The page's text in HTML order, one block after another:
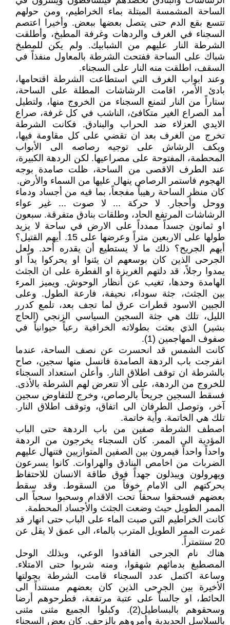
الساحة المشمسة المبتلة بماء الخراطيم، ومن حولهم
تتسع بقع الدم حتى يتصل بعضها ببعض. وأخيرا اعتصم
السجناء في الغرف والردهات وغرفة المطبخ، وأطلقت
الشرطة النار عليهم من الشبابيك. ولم يكن للمطبخ
شباك على الساحة ففتحت الشرطة بالمعاول منفذاً في
السقف، اطلقت منه النار على السجناء.
وعند ابواب الغرف التي استطاعت الشرطة اقتحامها،
بادئ الأمر، اقامت الرشاشات المطلة على الساحة،
ستاراً من النار لتمنع السجناء من الخروج منها، ولتطيل
أمد الصراع الغير متكافئ، الناشب في كل غرفة، صراع
الايدي العزلاء ضد الحراب والبنادق. فكانت الشرطة
تخرج من الغرف بعد ان تقضي على كل مقاومة فيها،
ويكف الرشاش على توجيه رصاصه الى الأبواب
المحطمة، المفتوحة على مصراعيها. لكن الردهة الكبيرة،
عند الطرف الاقصى من الساحة، ظلت صامدة بوجه
الهجوم فاستمر الرصاص ينهال عليها من السماء والأرض.
كان منظر الساحة رهيباً مفجعاً، بما فيه من أجساد ودماء
ووحل وأحجار. لا حركة ... لا صوت ... غير عواء
الرشاشات المرتفع الحاد، وطلقات بنادق متفرقة. سبعون
او ثمانون جسداً ممدداً على الارض في ساحة لا يزيد
طولها على الاربعين متراً وعرضها على 15. أيهم القتيل؟
أيهم الجريح؟ ذلك ما لا يستطيع أن يقدره أحد. ولعل
الجرحى الذين كان بوسعهم ان يئنوا او يحركوا يداً او
يمدوا رجلاً، قد دلتهم الغريزة او الفطرة على ان الجثث
الهامدة وحدها، تغيب عن أنظار الوحوش. ويميز المرء
بين الجثث، جثة سوداء، نحيفة، فارعة الطول. وعلى
الجبين الاسود قطرات عرق لما تجف بعد، تلمع كدرر
الليل، تلك هي جثة السجين السياسي الزنجي (الحاج
بشير) الذي بعثت بطولاته الخرافية رعباً حيوانياً في
صفوف المهاجمين (1).
كانت الشمس قد انحسرت عن نصف الساحة، عندما
انفرجت باب الردهة الصامدة فانسل منها سجين، صاح
بالشرطة ان توقف اطلاق النار. وأعلن استعداد السجناء
للخروج من الردهة، على ألا تتعرض لهم الشرطة بالأذى.
فسقط السجين جريحاً بالرصاص، وخرج للتفاوض سجين
آخر، وتوصل الطرفان الى اتفاق، وتوقف اطلاق النار.
تلك هي الخاتمة. وأية خاتمة.
اصطف الشرطة صفين من باب الردهة حتى الباب
المؤدية الى الممر. كان السجناء يخرجون من الردهة
واحداً واحداً فيمرون بين الصفين المتوازيين فتنهال عليهم
الضربات من اخامص البنادق والهراوات. كانوا يسرعون
ويهرولون ويبذلون جهداً فوق طاقة الانسان للاحتفاظ
بحركتهم الى الامام خوفاً من السقوط. وقد سقط
بعضهم فسحقوا سحقاً تحت الاقدام وسحبوا سحباً الى
الممر الطويل حيث وضعت الجثث والأجساد المحطمة.
كانت الخراطيم التي صبت الماء على الباب حتى انهار قد
غمرت الممر الطويل المترب بالماء، الى عمق لا يقل عن
20 سنتمتراً.
هناك نام الجرحى الفاقدوا الوعي، وبذلك الوحل
المصطبغ بدمائهم شهقوا، ومنه شربوا حتى الامتلاء.
وساعة اكتمل عدد السجناء قامت الشرطة بجولتها
الأخيرة بين الجرحى الذين كان بعضهم مستنداً الى
الحائط، او جالساً على عتبة مرتفعة، فطرحوهم أرضا
وسحقوهم بالبساطيل(2). وكبلوا الجميع مثنى مثنى
بالسلاسل الحديدية وأمروهم بالزحف. كان بعض السجناء